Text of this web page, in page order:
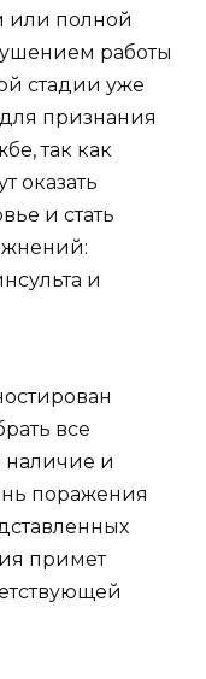
или полной
работы
стадии уже
признания
так как
оказать
и стать
и
все
и
поражения
примет